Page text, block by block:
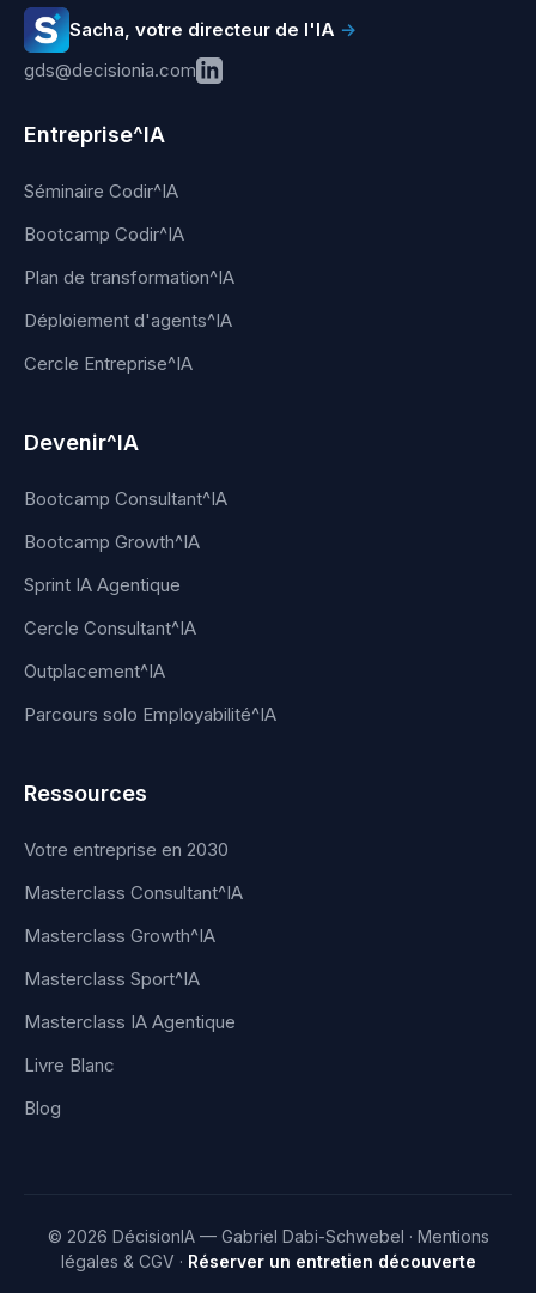
Sacha, votre directeur de l'IA →
gds@decisionia.com
Entreprise^IA
Séminaire Codir^IA
Bootcamp Codir^IA
Plan de transformation^IA
Déploiement d'agents^IA
Cercle Entreprise^IA
Devenir^IA
Bootcamp Consultant^IA
Bootcamp Growth^IA
Sprint IA Agentique
Cercle Consultant^IA
Outplacement^IA
Parcours solo Employabilité^IA
Ressources
Votre entreprise en 2030
Masterclass Consultant^IA
Masterclass Growth^IA
Masterclass Sport^IA
Masterclass IA Agentique
Livre Blanc
Blog
© 2026 DécisionIA — Gabriel Dabi-Schwebel · Mentions
légales & CGV · Réserver un entretien découverte